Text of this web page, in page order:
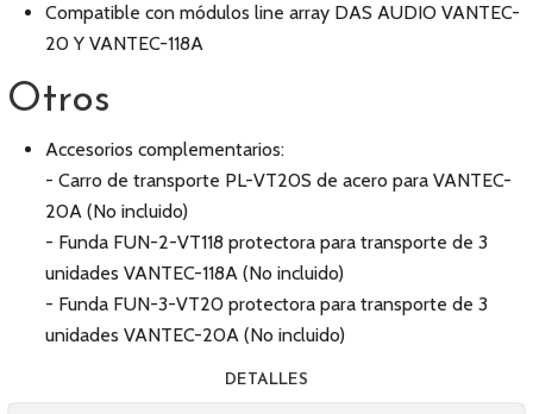
Compatible con módulos line array DAS AUDIO VANTEC-
20 Y VANTEC-118A
Otros
Accesorios complementarios:
- Carro de transporte PL-VT20S de acero para VANTEC-
20A (No incluido)
- Funda FUN-2-VT118 protectora para transporte de 3
unidades VANTEC-118A (No incluido)
- Funda FUN-3-VT20 protectora para transporte de 3
unidades VANTEC-20A (No incluido)
DETALLES